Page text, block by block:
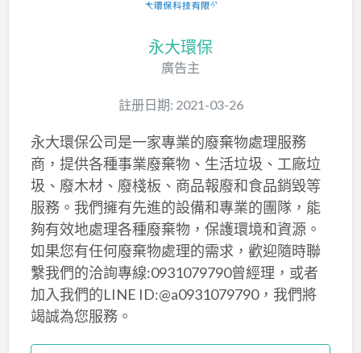
永大環保
廣告主
註册日期: 2021-03-26
永大環保公司是一家專業的廢棄物處理服務
商，提供各種事業廢棄物、生活垃圾、工廠垃
圾、廢木材、廢棧板、商品報廢和食品銷毀等
服務。我們擁有先進的設備和專業的團隊，能
夠有效地處理各種廢棄物，保護環境和資源。
如果您有任何廢棄物處理的需求，歡迎隨時聯
繫我們的洽詢專線:0931079790曾經理，或者
加入我們的LINE ID:@a0931079790，我們將
竭誠為您服務。